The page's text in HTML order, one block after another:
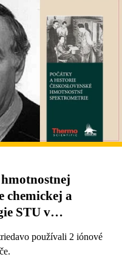
chemickej a
STU v
používali 2 iónové